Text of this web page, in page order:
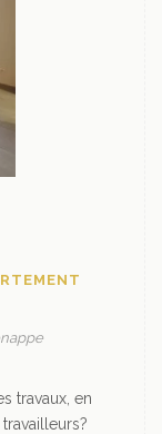
travaux, en